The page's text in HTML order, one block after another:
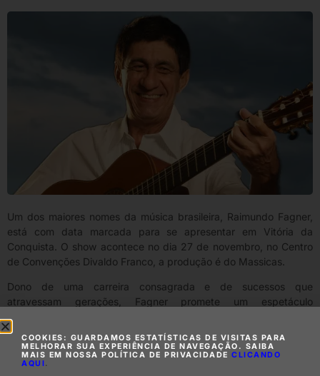
Um dos maiores nomes da música brasileira, Raimundo Fagner,
está com data marcada para se apresentar em Vitória da
Conquista. O show acontece no dia 27 de novembro, no Centro
de Convenções Divaldo Franco, a produção é do Massicas.
Dono de uma carreira consagrada e de sucessos que
atravessam gerações, Fagner promete um espetáculo
emocionante, reunindo clássicos que marcaram época,
como
Borbulhas de Amor,
VentoeCanteiros.
COOKIES: GUARDAMOS ESTATÍSTICAS DE VISITAS PARA
MELHORAR SUA EXPERIÊNCIA DE NAVEGAÇÃO. SAIBA
MAIS EM NOSSA POLÍTICA DE PRIVACIDADE CLICANDO
AQUI.